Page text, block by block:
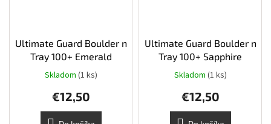
Ultimate Guard Boulder n
Tray 100+ Emerald
Skladom (1 ks)
€12,50
Ultimate Guard Boulder n
Tray 100+ Sapphire
Skladom (1 ks)
€12,50